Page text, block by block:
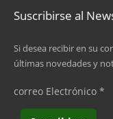
Suscribirse al
Si desea recibir en su
últimas novedades y
correo Electrónico *